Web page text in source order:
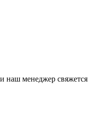
наш менеджер свяжется